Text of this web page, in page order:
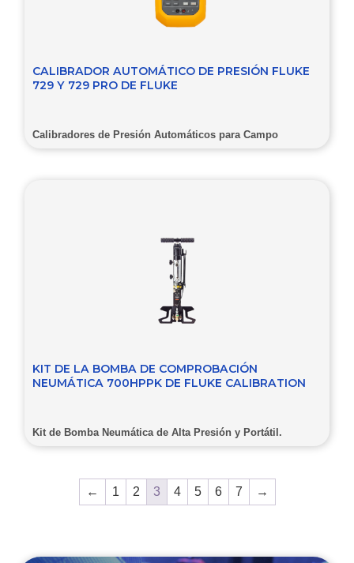
CALIBRADOR AUTOMÁTICO DE PRESIÓN FLUKE
729 Y 729 PRO DE FLUKE
Calibradores de Presión Automáticos para Campo
KIT DE LA BOMBA DE COMPROBACIÓN
NEUMÁTICA 700HPPK DE FLUKE CALIBRATION
Kit de Bomba Neumática de Alta Presión y Portátil.
← 1 2 3 4 5 6 7 →